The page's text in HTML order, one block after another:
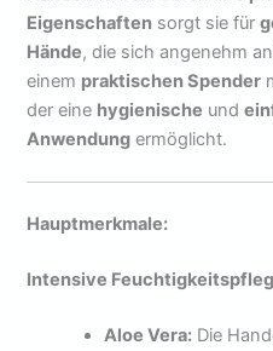
Eigenschaften sorgt sie für
Hände, die sich angenehm
einem praktischen Spender
der eine hygienische und
Anwendung ermöglicht.
Hauptmerkmale:
Intensive
Aloe Vera: Die